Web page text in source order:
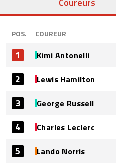
Coureurs
POS. COUREUR
1 Kimi Antonelli
2 Lewis Hamilton
3 George Russell
4 Charles Leclerc
5 Lando Norris